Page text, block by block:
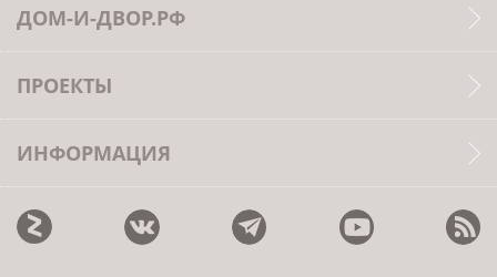
ДОМ-И-ДВОР.РФ
ПРОЕКТЫ
ИНФОРМАЦИЯ